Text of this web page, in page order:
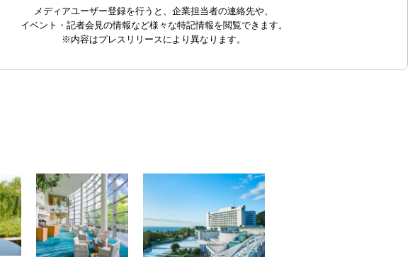
メディアユーザー登録を行うと、企業担当者の連絡先や、
イベント・記者会見の情報など様々な特記情報を閲覧できます。
※内容はプレスリリースにより異なります。